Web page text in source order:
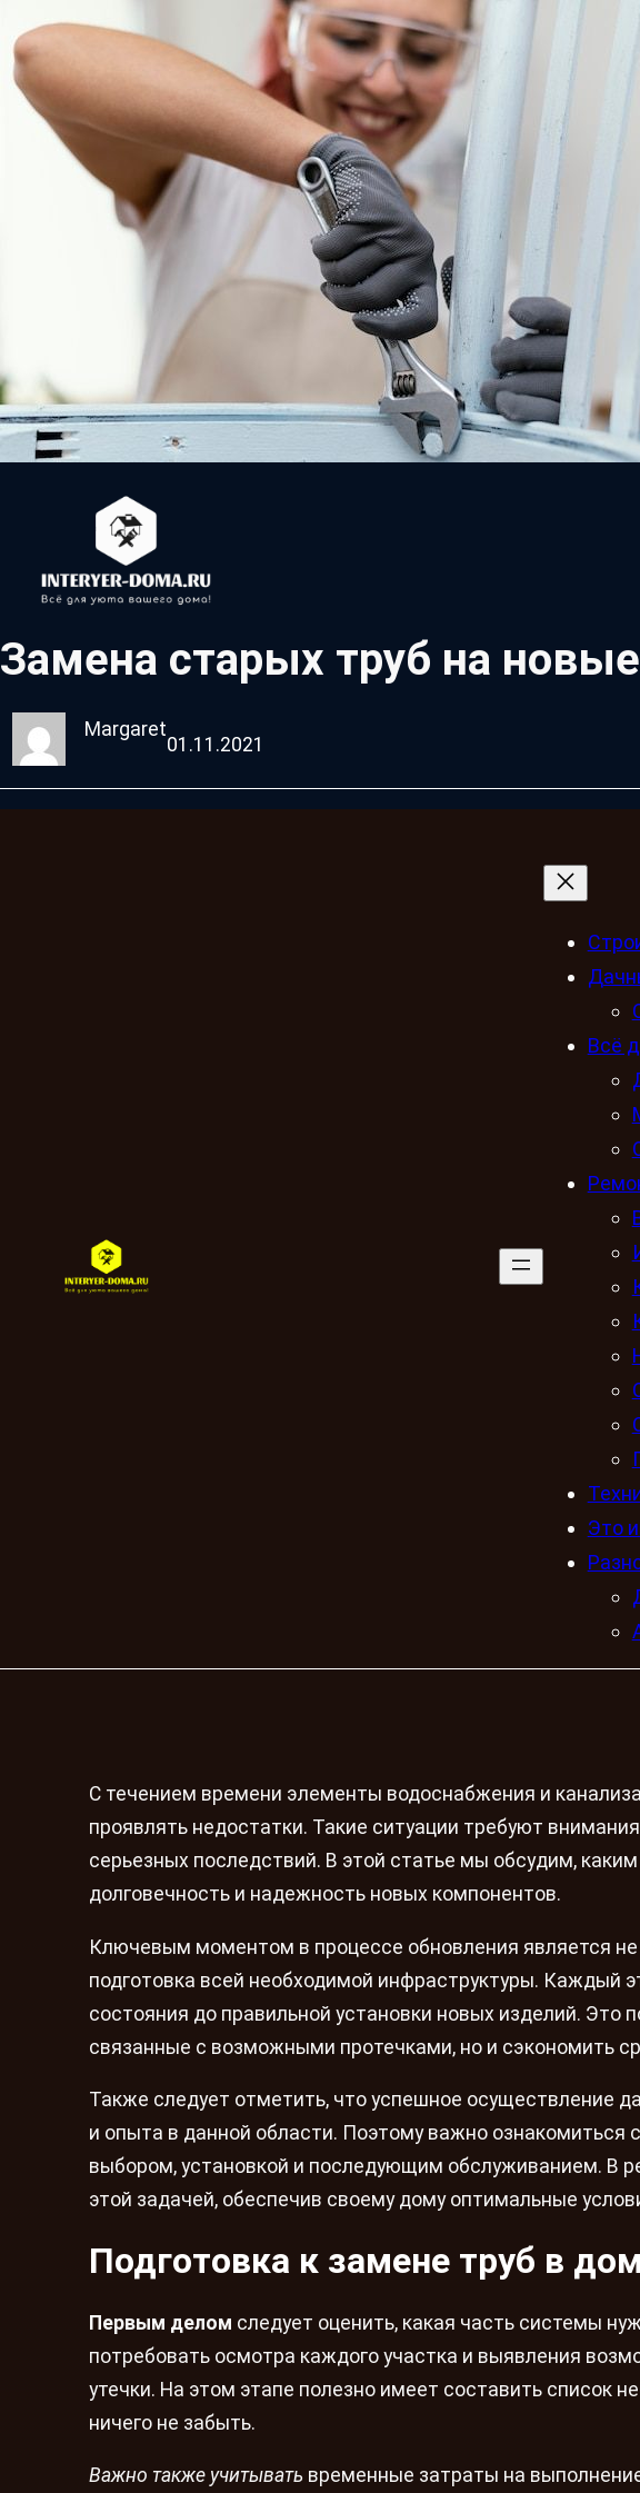
Замена старых труб на
Margaret
01.11.2021
Всё
Это
С течением времени элементы водоснабжения и
проявлять недостатки. Такие ситуации требуют
серьезных последствий. В этой статье мы обсудим,
долговечность и надежность новых компонентов.
Ключевым моментом в процессе обновления является
подготовка всей необходимой инфраструктуры. Каждый
состояния до правильной установки новых изделий. Это
связанные с возможными протечками, но и сэкономить
Также следует отметить, что успешное осуществление
и опыта в данной области. Поэтому важно
выбором, установкой и последующим обслуживанием. В
этой задачей, обеспечив своему дому оптимальные
Подготовка к замене труб в
Первым делом следует оценить, какая часть системы
потребовать осмотра каждого участка и выявления
утечки. На этом этапе полезно имеет составить список
ничего не забыть.
Важно также учитывать временные затраты на